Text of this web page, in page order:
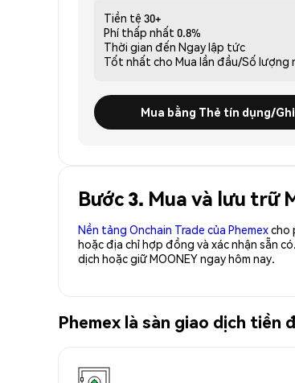
Tiền tệ 30+
Phí thấp nhất 0.8%
Thời gian đến Ngay lập tức
Tốt nhất cho Mua lần đầu/Số lượng
Mua bằng Thẻ tín dụng/
Bước 3. Mua và lưu trữ
Nền tảng Onchain Trade của Phemexcho
hoặc địa chỉ hợp đồng và xác nhận sẵn
dịch hoặc giữ MOONEY ngay hôm nay.
Phemex là sàn giao dịch